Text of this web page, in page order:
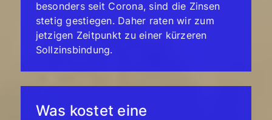
besonders seit Corona, sind die Zinsen
stetig gestiegen. Daher raten wir zum
jetzigen Zeitpunkt zu einer kürzeren
Sollzinsbindung.
Was kostet eine